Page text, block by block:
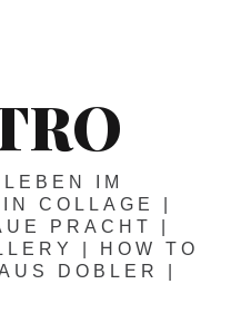
IM
COLLAGE |
PRACHT |
| HOW TO
DOBLER |